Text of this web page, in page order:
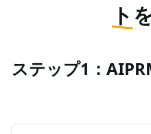
ト
ステップ1：